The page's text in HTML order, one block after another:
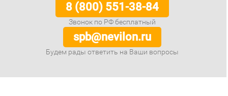
8 (800) 551-38-84
Звонок по РФ бесплатный
spb@nevilon.ru
Будем рады ответить на Ваши вопросы